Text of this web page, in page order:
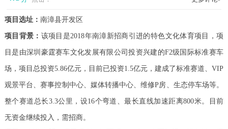
项目选址： 南漳县开发区
项目背景： 该项目是2018年南漳新招商引进的特色文化体育项目，项
目是由深圳豪霆赛车文化发展有限公司投资兴建的F2级国际标准赛车
场，项目总投资5.86亿元，目前已投资1.5亿元，建成了标准赛道、VIP
观景平台、赛事控制中心、媒体转播中心、维修P房、生态停车场等。
整个赛道总长3.3公里，设16个弯道、最长直线加速距离800米。目前
无资金继续投入，需招商。